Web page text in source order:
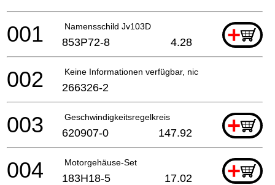
Namensschild Jv103D +
001 853P72-8 4.28
Keine Informationen verfügbar, nicht bestellbar
002 266326-2
Geschwindigkeitsregelkreis +
003 620907-0 147.92
Motorgehäuse-Set +
004 183H18-5 17.02